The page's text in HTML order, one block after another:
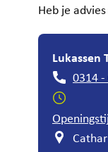
Heb je
Lukassen
0314